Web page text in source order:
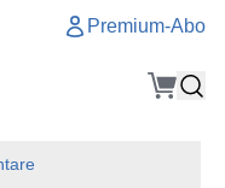
Premium-Abo